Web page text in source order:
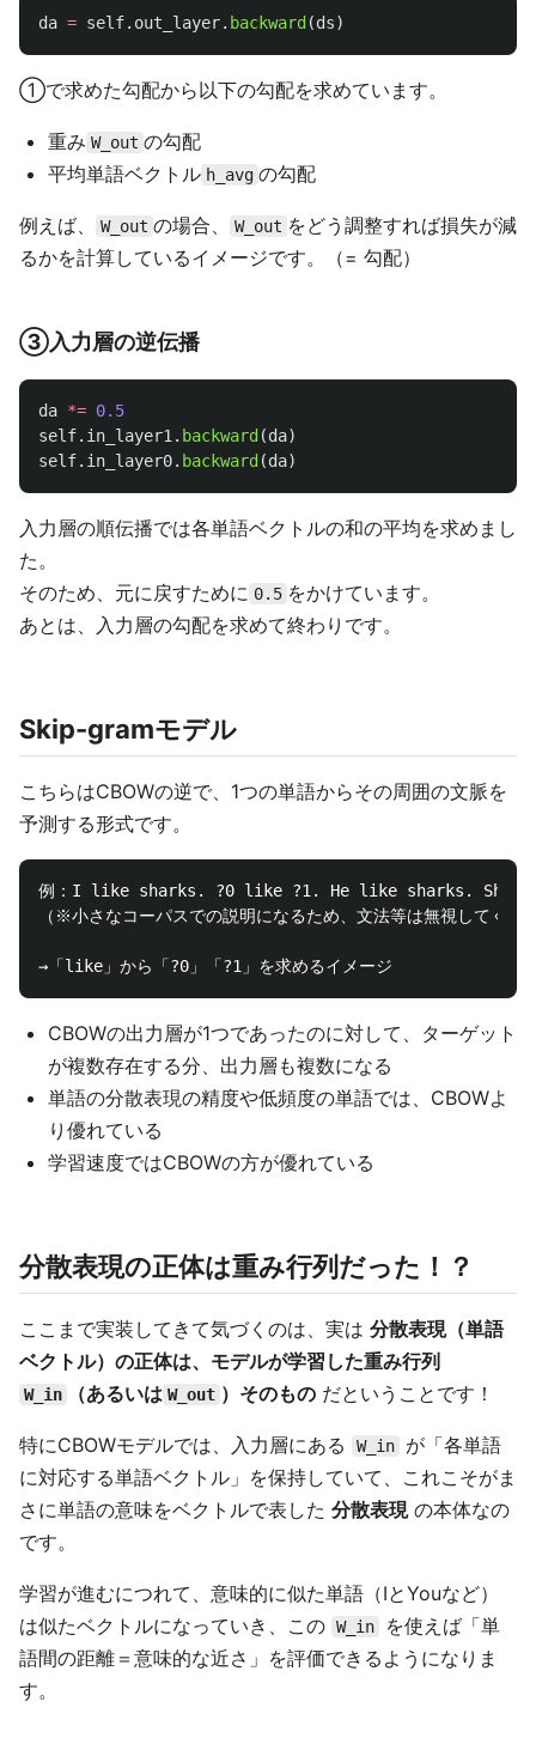
da = self. out_layer. backward (ds)
①で求めた勾配から以下の勾配を求めています。
重み W_out の勾配
平均単語ベクトル h_avg の勾配
例えば、 W_out の場合、 W_out をどう調整すれば損失が減
るかを計算しているイメージです。（= 勾配）
③入力層の逆伝播
da *= 0.5
self. in_layer1 . backward (da)
self. in_layer0. backward (da)
入力層の順伝播では各単語ベクトルの和の平均を求めまし
た。
そのため、元に戻すために 0.5 をかけています。
あとは、入力層の勾配を求めて終わりです。
Skip-gramモデル
こちらはCBOWの逆で、1つの単語からその周囲の文脈を
予測する形式です。
例：I like sharks. ?0 like ?1. He like sharks. She
（※小さなコーパスでの説明になるため、文法等は無視してくだ
CBOWの出力層が1つであったのに対して、ターゲット
が複数存在する分、出力層も複数になる
単語の分散表現の精度や低頻度の単語では、CBOWよ
り優れている
学習速度ではCBOWの方が優れている
分散表現の正体は重み行列だった！？
ここまで実装してきて気づくのは、実は 分散表現（単語
ベクトル）の正体は、モデルが学習した重み行列
W_in （あるいは W_out ）そのもの だということです！
特にCBOWモデルでは、入力層にある W_in
が「各単語
に対応する単語ベクトル」を保持していて、これこそがま
さに単語の意味をベクトルで表した 分散表現の本体なの
です。
学習が進むにつれて、意味的に似た単語（IとYouなど）
は似たベクトルになっていき、この W_in
を使えば「単
語間の距離＝意味的な近さ」を評価できるようになりま
す。